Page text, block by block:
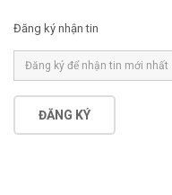
Đăng ký nhận tin
ĐĂNG KÝ